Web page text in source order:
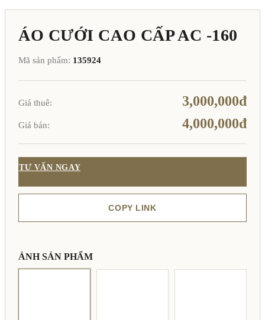
ÁO CƯỚI CAO CẤP AC -160
Mã sản phẩm: 135924
Giá thuê: 3,000,000đ
Giá bán: 4,000,000đ
TƯ VẤN NGAY
COPY LINK
ẢNH SẢN PHẨM